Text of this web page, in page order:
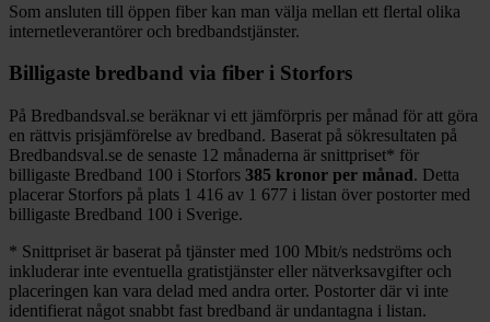
Som ansluten till öppen fiber kan man välja mellan ett flertal olika
internetleverantörer och bredbandstjänster.
Billigaste bredband via fiber i Storfors
På Bredbandsval.se beräknar vi ett jämförpris per månad för att göra
en rättvis prisjämförelse av bredband. Baserat på sökresultaten på
Bredbandsval.se de senaste 12 månaderna är snittpriset* för
billigaste Bredband 100 i Storfors 385 kronor per månad. Detta
placerar Storfors på plats 1 416 av 1 677 i listan över postorter med
billigaste Bredband 100 i Sverige.
* Snittpriset är baserat på tjänster med 100 Mbit/s nedströms och
inkluderar inte eventuella gratistjänster eller nätverksavgifter och
placeringen kan vara delad med andra orter. Postorter där vi inte
identifierat något snabbt fast bredband är undantagna i listan.